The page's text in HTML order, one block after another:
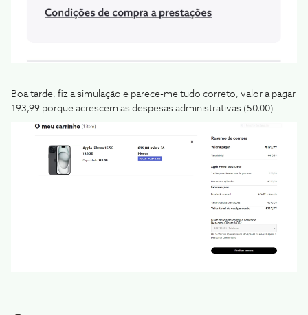
Boa tarde, fiz a simulação e parece-me tudo correto, valor a pagar
193,99 porque acrescem as despesas administrativas (50,00).